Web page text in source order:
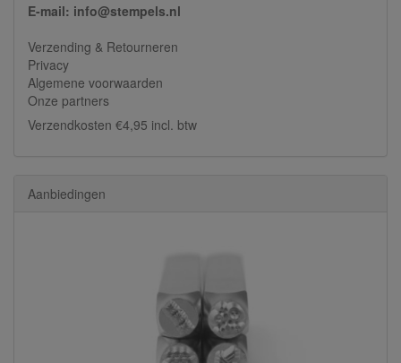
E-mail: info@stempels.nl
Verzending & Retourneren
Privacy
Algemene voorwaarden
Onze partners
Verzendkosten €4,95 incl. btw
Aanbiedingen